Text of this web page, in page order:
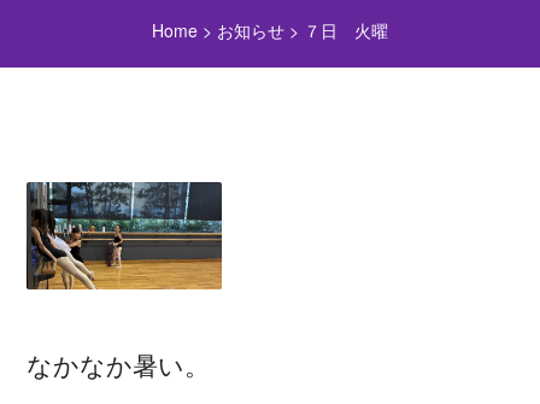
Home> お知らせ> ７日 火曜
なかなか暑い。